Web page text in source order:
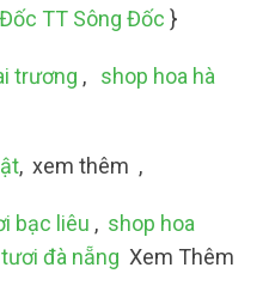
TT Sông Đốc }
trương ,
shop hoa hà
, xem thêm ,
bạc liêu , shop hoa
đà nẵng Xem Thêm